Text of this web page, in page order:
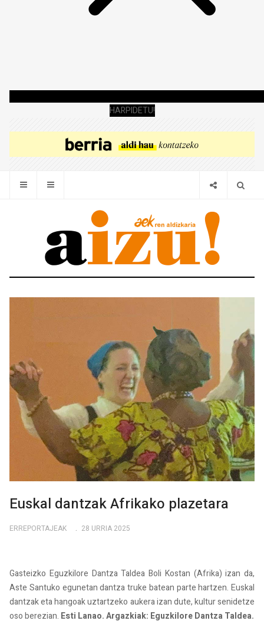
HARPIDETU!
Euskal dantzak Afrikako plazetara
ERREPORTAJEAK 28 URRIA 2025
Gasteizko Eguzkilore Dantza Taldea Boli Kostan (Afrika) izan da,
Aste Santuko egunetan dantza truke batean parte hartzen. Euskal
dantzak eta hangoak uztartzeko aukera izan dute, kultur senidetze
oso berezian. Esti Lanao. Argazkiak: Eguzkilore Dantza Taldea.